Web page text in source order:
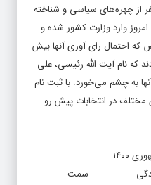
ریاست جمهوری حدود ۴۳ نفر از چهره‌های سیاسی و شناخته
که ۲۰ تن از آنها امروز وارد وزارت کشور شده و
که احتمال رای آوری آنها بیش
که نام آیت الله رئیسی، علی
به چشم می‌خورد. با ثبت نام
مختلف در انتخابات پیش رو
۱۴۰۰
سمت